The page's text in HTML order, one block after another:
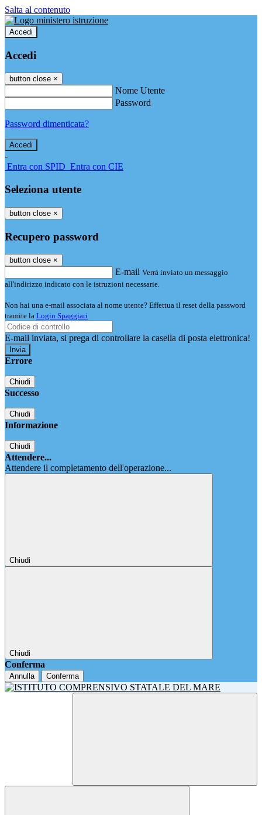
Salta al contenuto
Accedi
Accedi
button close ×
Nome Utente
Password
Password dimenticata?
-
Entra con SPID Entra con CIE
Seleziona utente
button close ×
Recupero password
button close ×
E-mail Verrà inviato un messaggio
all'indirizzo indicato con le istruzioni necessarie.
Non hai una e-mail associata al nome utente? Effettua il reset della password
tramite la Login Spaggiari
E-mail inviata, si prega di controllare la casella di posta elettronica!
Errore
Chiudi
Successo
Chiudi
Informazione
Chiudi
Attendere...
Attendere il completamento dell'operazione...
Chiudi
Chiudi
Conferma
Annulla Conferma